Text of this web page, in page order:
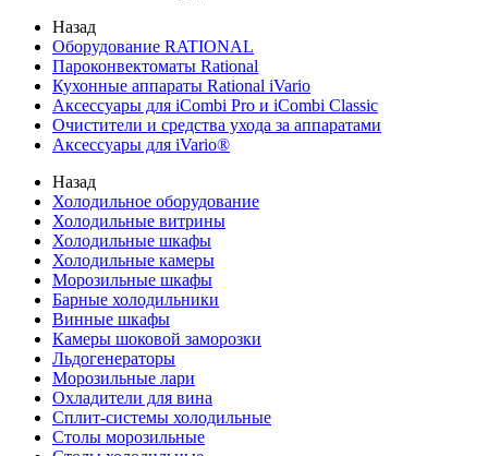
Назад
Оборудование RATIONAL
Пароконвектоматы Rational
Кухонные аппараты Rational iVario
Аксессуары для iCombi Pro и iCombi Classic
Очистители и средства ухода за аппаратами
Аксессуары для iVario®
Назад
Холодильное оборудование
Холодильные витрины
Холодильные шкафы
Холодильные камеры
Морозильные шкафы
Барные холодильники
Винные шкафы
Камеры шоковой заморозки
Льдогенераторы
Морозильные лари
Охладители для вина
Сплит-системы холодильные
Столы морозильные